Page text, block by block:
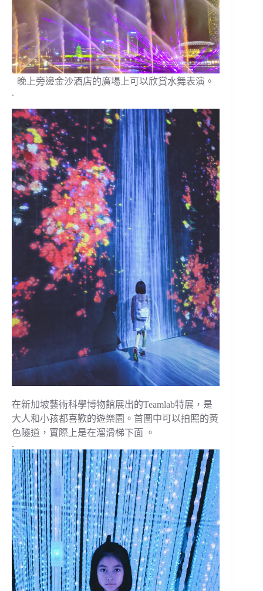
晚上旁邊金沙酒店的廣場上可以欣賞水舞表演。
.
在新加坡藝術科學博物館展出的Teamlab特展，是
大人和小孩都喜歡的遊樂園。首圖中可以拍照的黃
色隧道，實際上是在溜滑梯下面 。
.